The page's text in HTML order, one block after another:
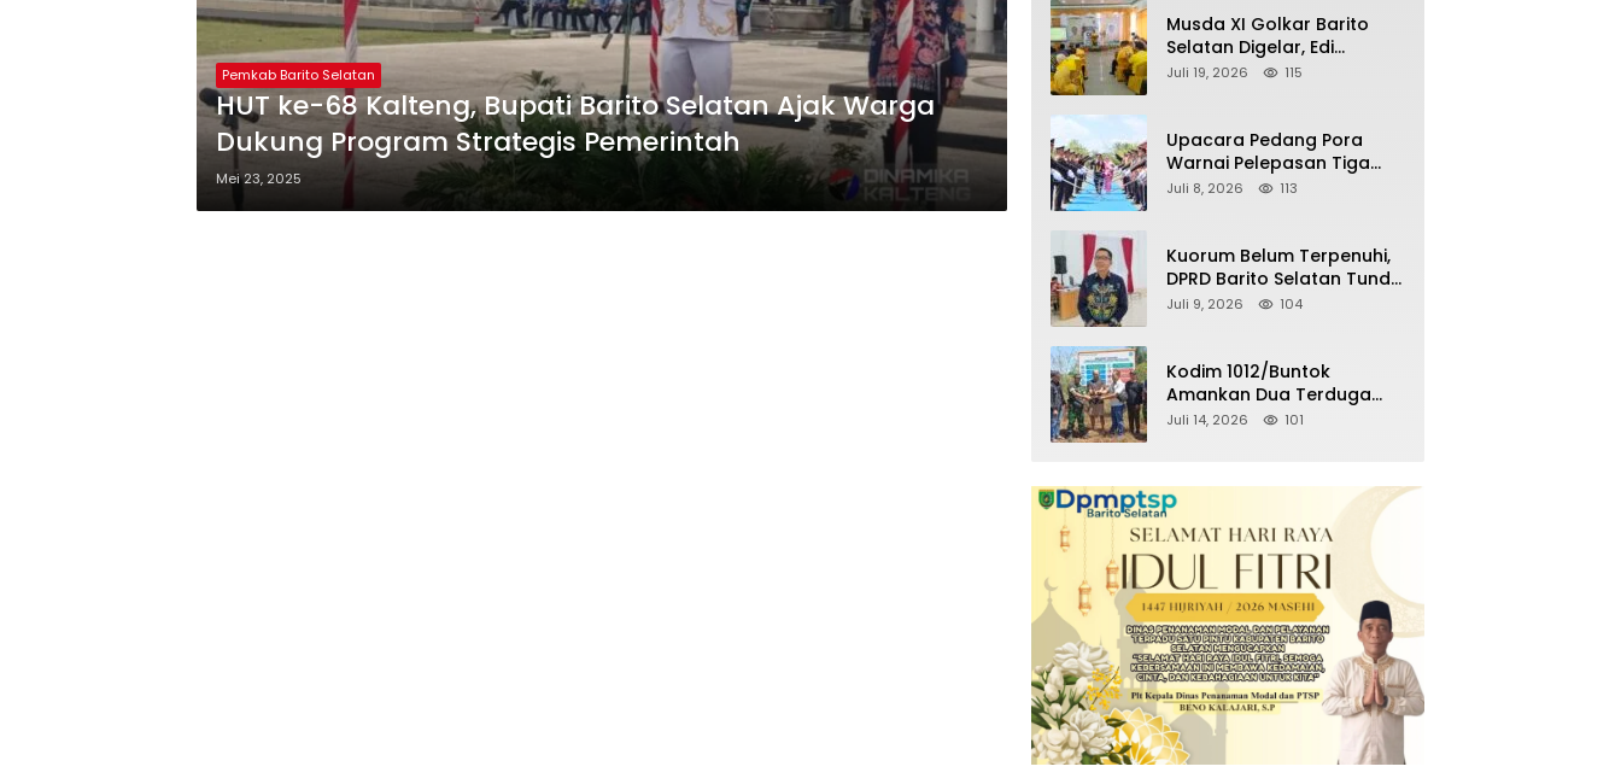
Pemkab Barito Selatan
HUT ke-68 Kalteng, Bupati Barito Selatan Ajak Warga
Dukung Program Strategis Pemerintah
Mei 23, 2025
Musda XI Golkar Barito
Selatan Digelar, Edi
Pratowo Targetkan
Juli 19, 2026 115
Upacara Pedang Pora
Warnai Pelepasan Tiga
Perwira Polres Barito
Juli 8, 2026 113
Kuorum Belum Terpenuhi,
DPRD Barito Selatan Tunda
Paripurna Persetujuan
APBD 2025
Juli 9, 2026 104
Kodim 1012/Buntok
Amankan Dua Terduga
Pencuri Aset Perusahaan
Disita
Juli 14, 2026 101